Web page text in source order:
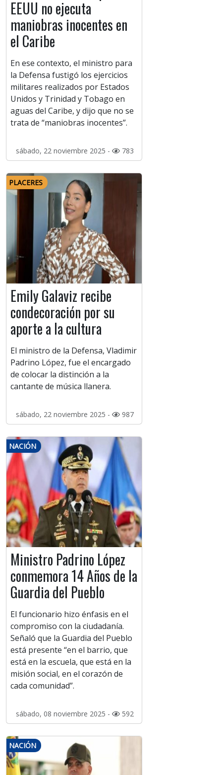
EEUU no ejecuta
maniobras inocentes en
el Caribe
En ese contexto, el ministro para
la Defensa fustigó los ejercicios
militares realizados por Estados
Unidos y Trinidad y Tobago en
aguas del Caribe, y dijo que no se
trata de “maniobras inocentes”.
sábado, 22 noviembre 2025 - 783
PLACERES
Emily Galaviz recibe
condecoración por su
aporte a la cultura
El ministro de la Defensa, Vladimir
Padrino López, fue el encargado
de colocar la distinción a la
cantante de música llanera.
sábado, 22 noviembre 2025 - 987
NACIÓN
Ministro Padrino López
conmemora 14 Años de la
Guardia del Pueblo
El funcionario hizo énfasis en el
compromiso con la ciudadanía.
Señaló que la Guardia del Pueblo
está presente “en el barrio, que
está en la escuela, que está en la
misión social, en el corazón de
cada comunidad”.
sábado, 08 noviembre 2025 - 592
NACIÓN